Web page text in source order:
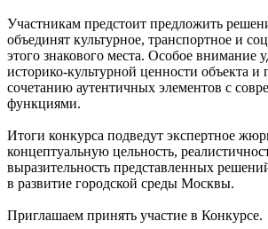
Участникам предстоит предложить
объединят культурное, транспортное и
этого знакового места. Особое внимание
историко-культурной ценности объекта
сочетанию аутентичных элементов с
функциями.
Итоги конкурса подведут экспертное
концептуальную цельность,
выразительность представленных
в развитие городской среды Москвы.
Приглашаем принять участие в Конкурсе.